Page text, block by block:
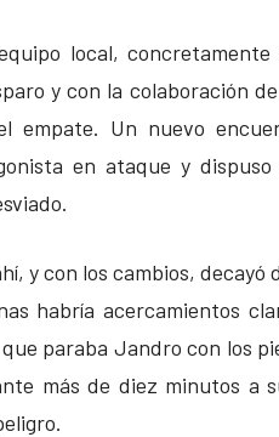
local,
y con la colaboración
empate. Un nuevo
en ataque y
y con los cambios, decayó
habría acercamientos
paraba Jandro con los
más de diez minutos a